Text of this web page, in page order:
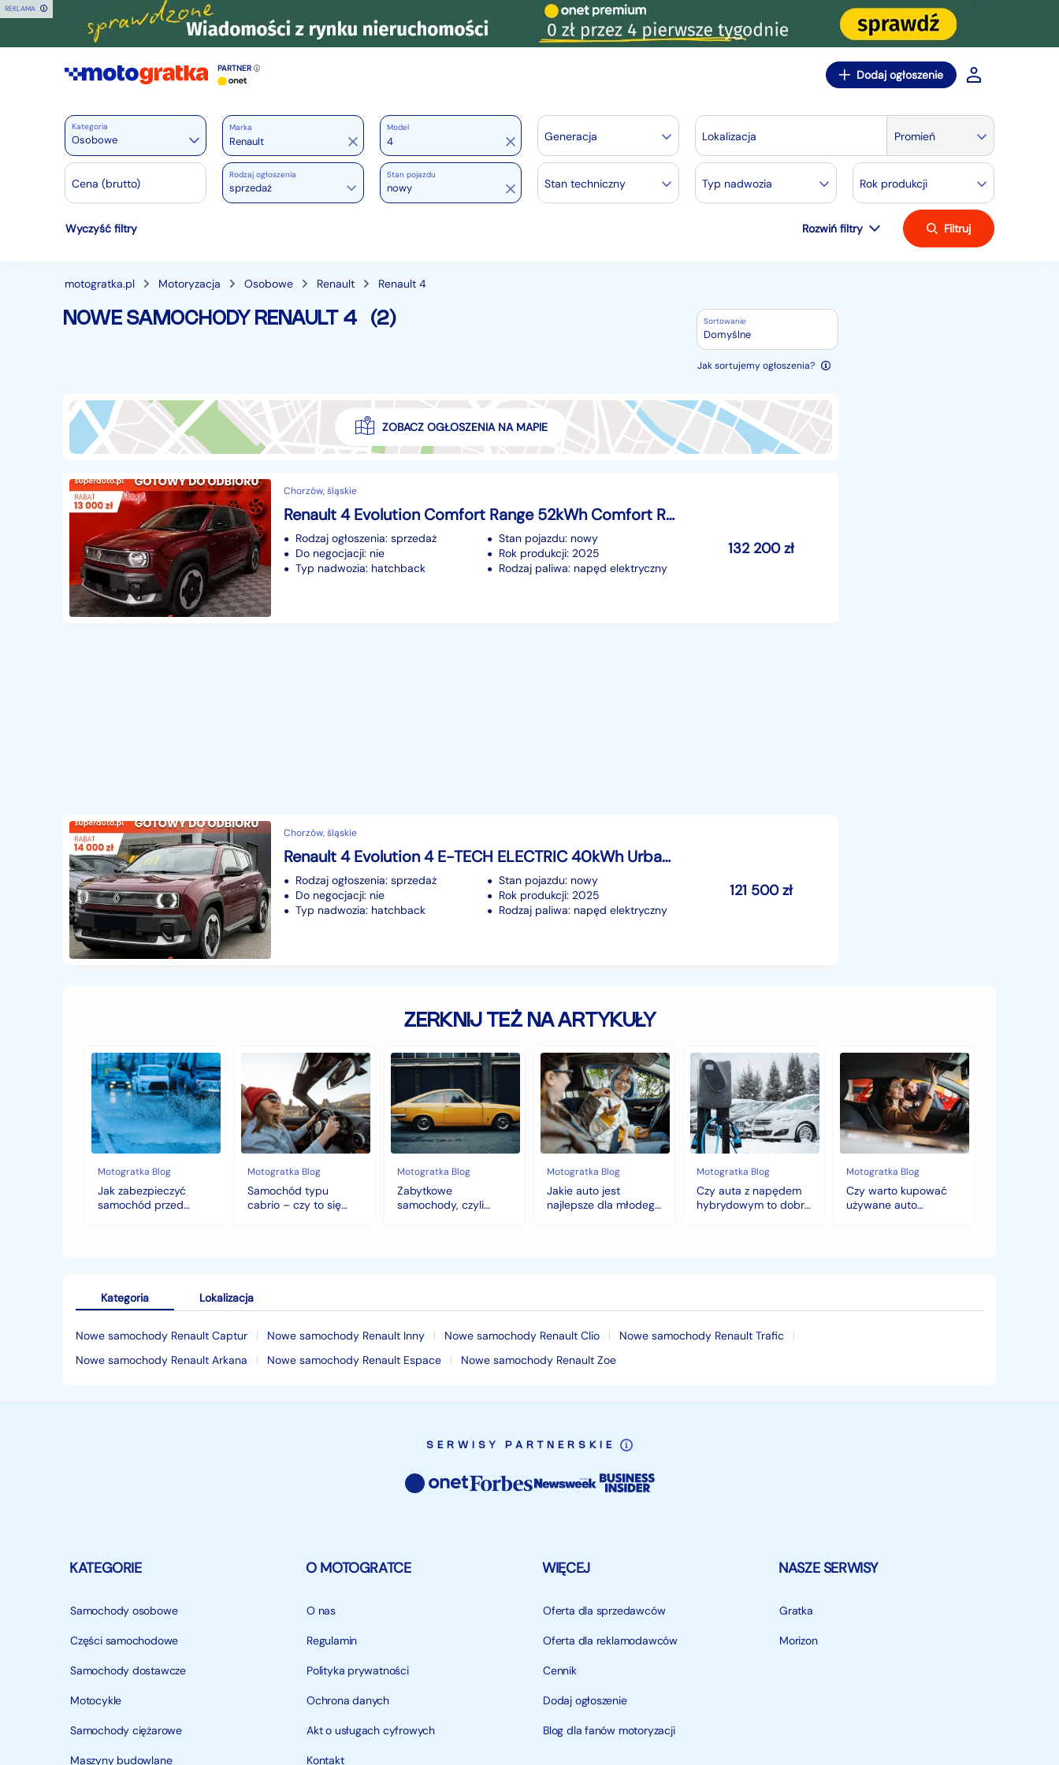
REKLAMA
PARTNER Dodaj ogłoszenie
Kategoria
Osobowe
Motoryzacja
Osobowe
Dostawcze 3543
Autobusy
Części samochodowe 14656
Części motocyklowe 1
Pojazdy specjalistyczne
Pozostałe 1065
Marka Model
Generacja Lokalizacja Promień
Cena (brutto)
Rodzaj ogłoszenia
sprzedaż
Stan pojazdu
nowy Stan techniczny Typ nadwozia Rok produkcji
Wyczyść filtry Rozwiń filtry Filtruj
motogratka.pl Motoryzacja Osobowe Renault Renault 4
NOWE SAMOCHODY RENAULT 4 (2) Sortowanie
Domyślne
Jak sortujemy ogłoszenia?
ZOBACZ OGŁOSZENIA NA MAPIE
Chorzów, śląskie
Renault 4 Evolution Comfort Range 52kWh Comfort Range 52kWh 150KM
Rodzaj ogłoszenia: sprzedaż
Do negocjacji: nie
Typ nadwozia: hatchback
Stan pojazdu: nowy
Rok produkcji: 2025
Rodzaj paliwa: napęd elektryczny
132 200zł
Chorzów, śląskie
Renault 4 Evolution 4 E-TECH ELECTRIC 40kWh Urban Range Evolution 4 E-TECH ELECTRIC
Rodzaj ogłoszenia: sprzedaż
Do negocjacji: nie
Typ nadwozia: hatchback
Stan pojazdu: nowy
Rok produkcji: 2025
Rodzaj paliwa: napęd elektryczny
121 500zł
ZERKNIJ TEŻ NA ARTYKUŁY
Jak
zabezpieczyć
samochód
przed
jesiennymi
chłodami
i
deszczem?
Motogratka Blog
Jak zabezpieczyć
samochód przed
Samochód
cabrio
–
czy
to
się
opłaca
w
polskim
klimacie?
Motogratka Blog
Samochód typu
cabrio – czy to się
Zabytkowe
samochody,
czyli
historia
warta
fortunę
Motogratka Blog
Zabytkowe
samochody, czyli
Jakie
auto
jest
najlepsze
dla
młodego
kierowcy?
top
5
modeli
na
pierwszy
Motogratka Blog
Jakie auto jest
najlepsze dla młodego
Czy
auta
z
napędem
hybrydowym
to
dobry
wybór
na
zimę?
Motogratka Blog
Czy auta z napędem
hybrydowym to dobry
Czy
warto
kupować
używane
auto
jesienią?
Sezonowe
zmiany
cen,
które
zaskoczą
każdego
Motogratka Blog
Czy warto kupować
używane auto
Kategoria
Nowe samochody Renault Captur Nowe samochody Renault Inny Nowe samochody Renault Clio
Nowe samochody Renault Trafic
Nowe samochody Renault Arkana
Nowe samochody Renault Espace Nowe samochody Renault Zoe
Lokalizacja
SERWISY PARTNERSKIE
KATEGORIE
Samochody osobowe
Części samochodowe
Samochody dostawcze
Motocykle
Samochody ciężarowe
Maszyny budowlane
O MOTOGRATCE
O nas
Regulamin
Polityka prywatności
Ochrona danych
Akt o usługach cyfrowych
Kontakt
WIĘCEJ
Oferta dla sprzedawców
Oferta dla reklamodawców
Cennik
Dodaj ogłoszenie
Blog dla fanów motoryzacji
NASZE SERWISY
Gratka
Morizon